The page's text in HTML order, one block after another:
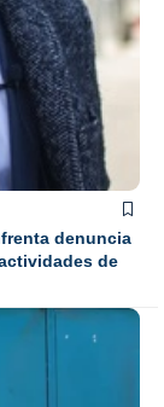
denuncia
de